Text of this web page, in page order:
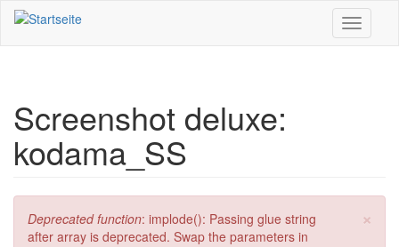
Direkt zum Inhalt
Toggle
Screenshot deluxe:
kodama_SS
×
Fehlermeldung
Deprecated function: implode(): Passing glue string
after array is deprecated. Swap the parameters in